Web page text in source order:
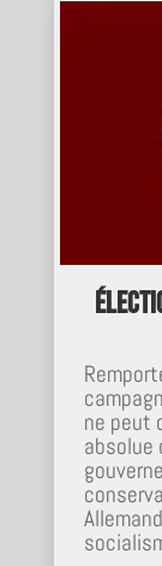
ne peut
absolue